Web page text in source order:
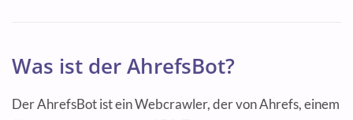
Was ist der AhrefsBot?
Der AhrefsBot ist ein Webcrawler, der von Ahrefs, einem